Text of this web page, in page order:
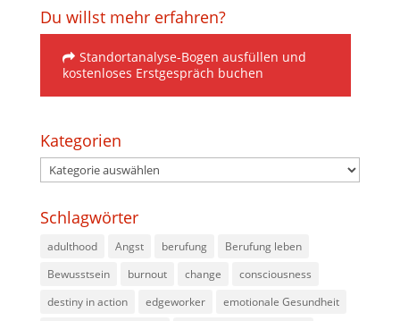
Du willst mehr erfahren?
Standortanalyse-Bogen ausfüllen und
kostenloses Erstgespräch buchen
Kategorien
Kategorien
Schlagwörter
adulthood Angst berufung
Berufung leben
Bewusstsein
burnout change
consciousness
destiny in action
edgeworker
emotionale Gesundheit